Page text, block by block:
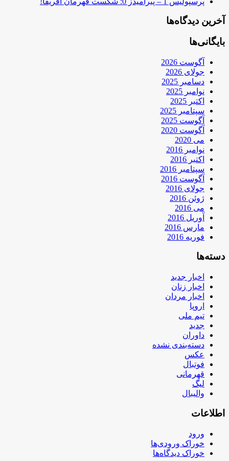
آخرین دیدگاه‌ها
بایگانی‌ها
آگوست 2026
جولای 2026
دسامبر 2025
نوامبر 2025
اکتبر 2025
سپتامبر 2025
آگوست 2025
آگوست 2020
می 2020
نوامبر 2016
اکتبر 2016
سپتامبر 2016
آگوست 2016
جولای 2016
ژوئن 2016
می 2016
آوریل 2016
مارس 2016
فوریه 2016
دسته‌ها
اخبار جدید
اخبار زنان
اخبار مردان
اروپا
تیم ملی
جدید
داوران
دسته‌بندی نشده
عکس
فوتبال
قهرمانی
لیگ
والیبال
اطلاعات
ورود
خوراک ورودی‌ها
خوراک دیدگاه‌ها